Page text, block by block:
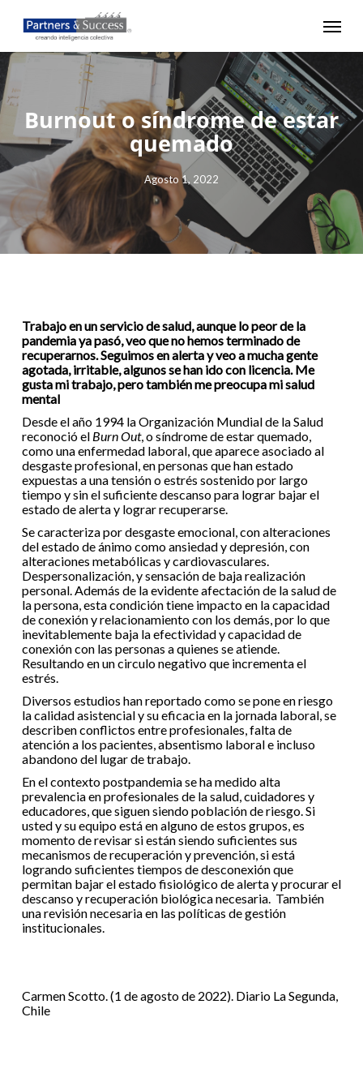
main
content
Menu
Burnout o síndrome de estar
quemado
Agosto 1, 2022
Trabajo en un servicio de salud, aunque lo peor de la
pandemia ya pasó, veo que no hemos terminado de
recuperarnos. Seguimos en alerta y veo a mucha gente
agotada, irritable, algunos se han ido con licencia. Me
gusta mi trabajo, pero también me preocupa mi salud
mental
Desde el año 1994 la Organización Mundial de la Salud
reconoció el Burn Out, o síndrome de estar quemado,
como una enfermedad laboral, que aparece asociado al
desgaste profesional, en personas que han estado
expuestas a una tensión o estrés sostenido por largo
tiempo y sin el suficiente descanso para lograr bajar el
estado de alerta y lograr recuperarse.
Se caracteriza por desgaste emocional, con alteraciones
del estado de ánimo como ansiedad y depresión, con
alteraciones metabólicas y cardiovasculares.
Despersonalización, y sensación de baja realización
personal. Además de la evidente afectación de la salud de
la persona, esta condición tiene impacto en la capacidad
de conexión y relacionamiento con los demás, por lo que
inevitablemente baja la efectividad y capacidad de
conexión con las personas a quienes se atiende.
Resultando en un circulo negativo que incrementa el
estrés.
Diversos estudios han reportado como se pone en riesgo
la calidad asistencial y su eficacia en la jornada laboral, se
describen conflictos entre profesionales, falta de
atención a los pacientes, absentismo laboral e incluso
abandono del lugar de trabajo.
En el contexto postpandemia se ha medido alta
prevalencia en profesionales de la salud, cuidadores y
educadores, que siguen siendo población de riesgo. Si
usted y su equipo está en alguno de estos grupos, es
momento de revisar si están siendo suficientes sus
mecanismos de recuperación y prevención, si está
logrando suficientes tiempos de desconexión que
permitan bajar el estado fisiológico de alerta y procurar el
descanso y recuperación biológica necesaria. También
una revisión necesaria en las políticas de gestión
institucionales.
Carmen Scotto. (1 de agosto de 2022). Diario La Segunda,
Chile